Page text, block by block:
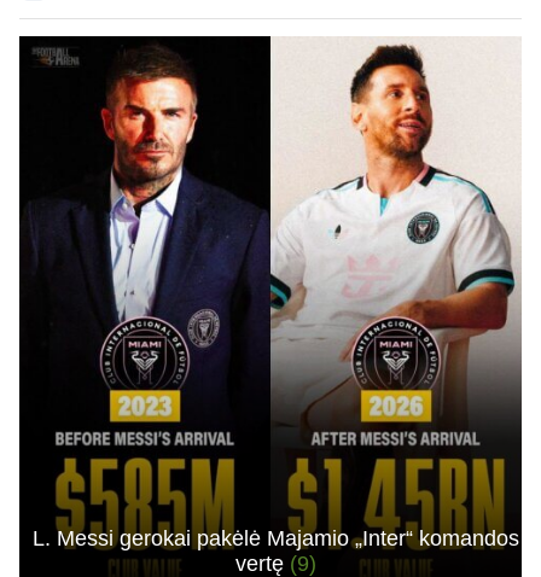
L. Messi gerokai pakėlė Majamio „Inter“ komandos
vertę (9)